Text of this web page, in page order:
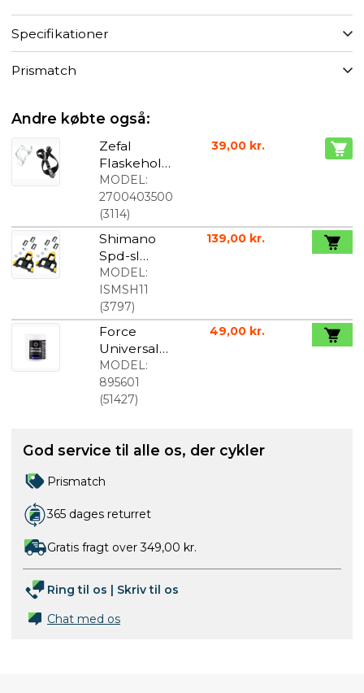
Specifikationer
Prismatch
Andre købte også:
Zefal
Flaskehold
er i
termoplasti
sk harpiks
MODEL:
2700403500
(3114)
39,00 kr.
Shimano
Spd-sl
klamper
gul
MODEL:
ISMSH11
(3797)
139,00 kr.
Force
Universal
Fedt 100g
MODEL:
895601
(51427)
49,00 kr.
God service til alle os, der cykler
Prismatch
365 dages returret
Gratis fragt over 349,00 kr.
Ring til os | Skriv til os
Chat med os